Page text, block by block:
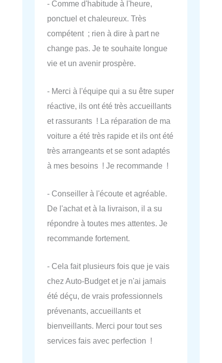
- Comme d'habitude à l'heure,
ponctuel et chaleureux. Très
compétent ; rien à dire à part ne
change pas. Je te souhaite longue
vie et un avenir prospère.
- Merci à l'équipe qui a su être super
réactive, ils ont été très accueillants
et rassurants ! La réparation de ma
voiture a été très rapide et ils ont été
très arrangeants et se sont adaptés
à mes besoins ! Je recommande !
- Conseiller à l'écoute et agréable.
De l'achat et à la livraison, il a su
répondre à toutes mes attentes. Je
recommande fortement.
- Cela fait plusieurs fois que je vais
chez Auto-Budget et je n'ai jamais
été déçu, de vrais professionnels
prévenants, accueillants et
bienveillants. Merci pour tout ses
services fais avec perfection !